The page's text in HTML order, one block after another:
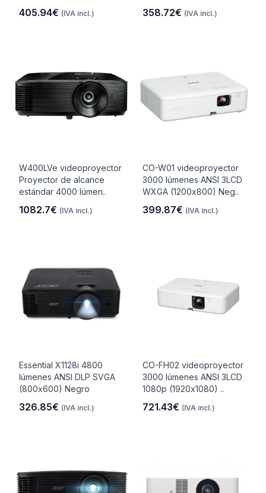
405.94€ (IVA incl.) 358.72€ (IVA incl.)
W400LVe videoproyector
Proyector de alcance
estándar 4000 lúmen..
1082.7€ (IVA incl.)
CO-W01 videoproyector
3000 lúmenes ANSI 3LCD
WXGA (1200x800) Neg..
399.87€ (IVA incl.)
Essential X1128i 4800
lúmenes ANSI DLP SVGA
(800x600) Negro
326.85€ (IVA incl.)
CO-FH02 videoproyector
3000 lúmenes ANSI 3LCD
1080p (1920x1080) ..
721.43€ (IVA incl.)